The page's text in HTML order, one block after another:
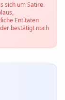
sich um Satire.
Entitäten
bestätigt noch